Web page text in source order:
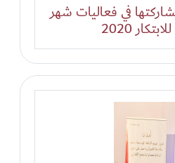
في فعاليات شهر
2020